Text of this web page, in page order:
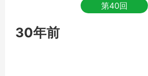
第40回
30年前